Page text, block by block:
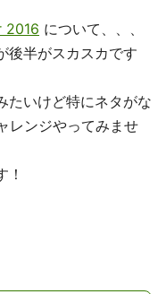
2016 について、、、
後半がスカスカです
たいけど特にネタがな
レンジやってみませ
！